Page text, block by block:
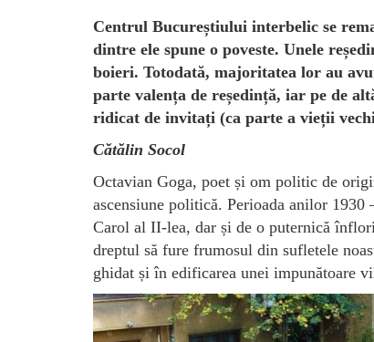
Centrul Bucureștiului interbelic se
dintre ele spune o poveste. Unele
boieri. Totodată, majoritatea lor au
parte valența de reședință, iar pe de
ridicat de invitați (ca parte a vieții
Cătălin Socol
Octavian Goga, poet și om politic de
ascensiune politică. Perioada anilor 1930
Carol al II-lea, dar și de o puternică
dreptul să fure frumosul din sufletele
ghidat și în edificarea unei impunătoare